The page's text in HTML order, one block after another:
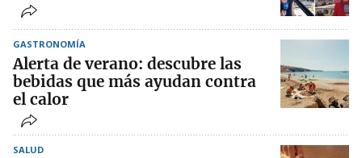
GASTRONOMÍA
Alerta de verano: descubre las
bebidas que más ayudan contra
el calor
SALUD